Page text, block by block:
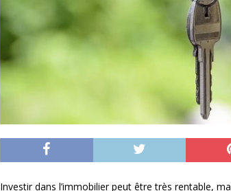
Investir dans l’immobilier peut être très rentable,